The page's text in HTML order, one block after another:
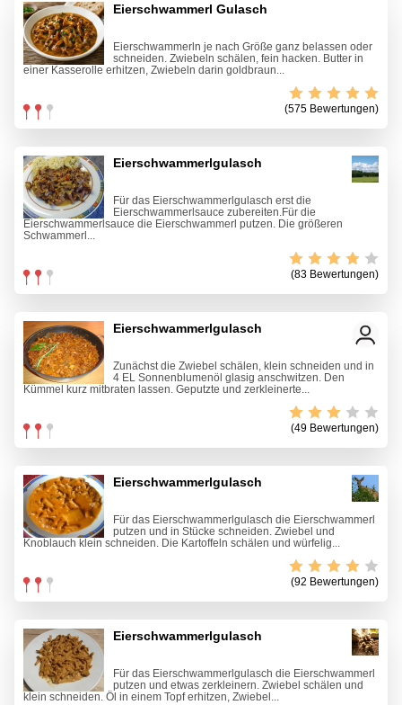
Eierschwammerl Gulasch
Eierschwammerln je nach Größe ganz belassen oder
schneiden. Zwiebeln schälen, fein hacken. Butter in
einer Kasserolle erhitzen, Zwiebeln darin goldbraun...
(575 Bewertungen)
Eierschwammerlgulasch
Für das Eierschwammerlgulasch erst die
Eierschwammerlsauce zubereiten.Für die
Eierschwammerlsauce die Eierschwammerl putzen. Die größeren
Schwammerl...
(83 Bewertungen)
Eierschwammerlgulasch
Zunächst die Zwiebel schälen, klein schneiden und in
4 EL Sonnenblumenöl glasig anschwitzen. Den
Kümmel kurz mitbraten lassen. Geputzte und zerkleinerte...
(49 Bewertungen)
Eierschwammerlgulasch
Für das Eierschwammerlgulasch die Eierschwammerl
putzen und in Stücke schneiden. Zwiebel und
Knoblauch klein schneiden. Die Kartoffeln schälen und würfelig...
(92 Bewertungen)
Eierschwammerlgulasch
Für das Eierschwammerlgulasch die Eierschwammerl
putzen und etwas zerkleinern. Zwiebel schälen und
klein schneiden. Öl in einem Topf erhitzen, Zwiebel...